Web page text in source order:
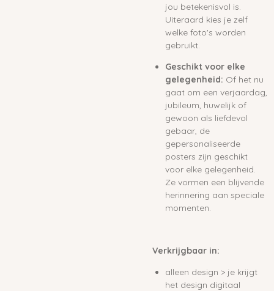
jou betekenisvol is.
Uiteraard kies je zelf
welke foto's worden
gebruikt.
Geschikt voor elke
gelegenheid: Of het nu
gaat om een verjaardag,
jubileum, huwelijk of
gewoon als liefdevol
gebaar, de
gepersonaliseerde
posters zijn geschikt
voor elke gelegenheid.
Ze vormen een blijvende
herinnering aan speciale
momenten.
Verkrijgbaar in:
alleen design > je krijgt
het design digitaal